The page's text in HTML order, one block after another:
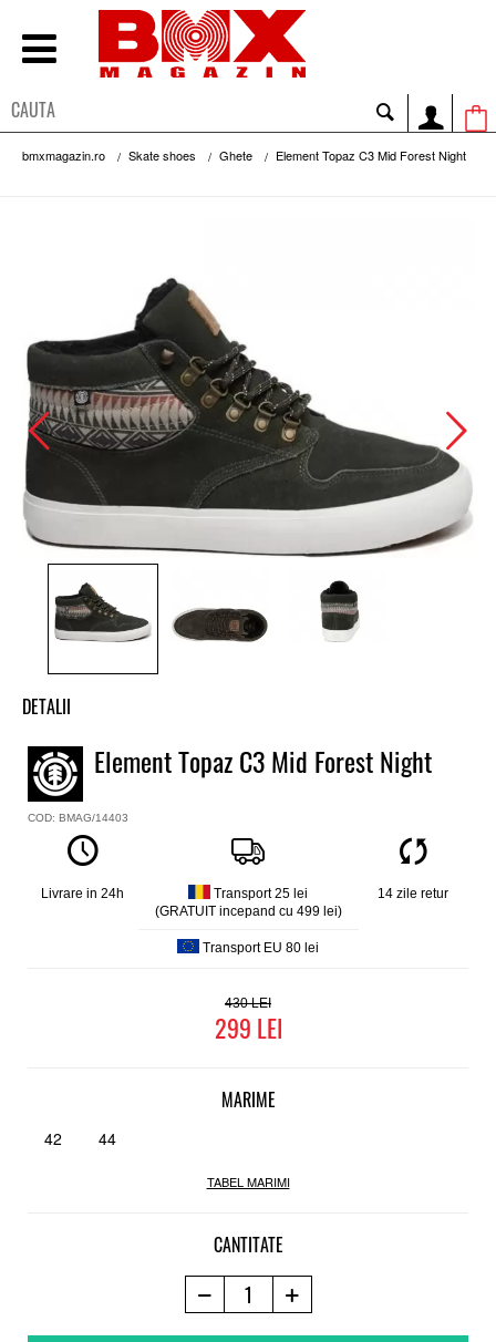
bmxmagazin.ro Skate shoes Ghete Element Topaz C3 Mid Forest Night
DETALII
Ghete baieti Element
Model
Topaz C3 Mid
Culoare
Material exterior
Piele intoarsa, textil
Element Topaz C3 Mid Forest Night
COD: BMAG/14403
Livrare in 24h
Transport 25 lei
(GRATUIT incepand cu 499 lei)
Transport EU 80 lei
14 zile retur
430
299
MARIME
42 44
TABEL MARIMI
CANTITATE